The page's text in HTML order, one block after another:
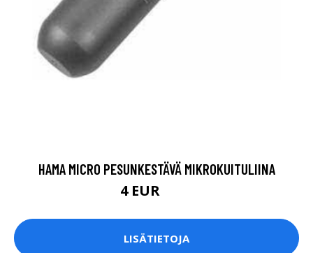
HAMA MICRO PESUNKESTÄVÄ MIKROKUITULIINA
4 EUR
LISÄTIETOJA